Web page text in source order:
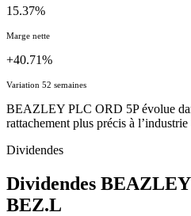
15.37%
Marge nette
+40.71%
Variation 52 semaines
BEAZLEY PLC ORD 5P évolue
rattachement plus précis à l’industrie
Dividendes
Dividendes
BEZ.L